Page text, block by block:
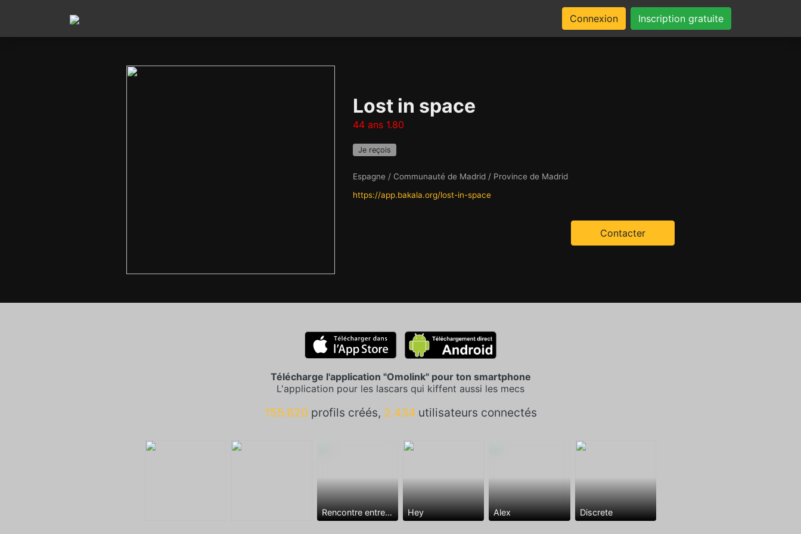
Connexion Inscription gratuite
Lost in space
44 ans 1.80
Je reçois
Espagne / Communauté de Madrid / Province de Madrid
https://app.bakala.org/lost-in-space
Contacter
Télécharge l'application "Omolink" pour ton smartphone
L'application pour les lascars qui kiffent aussi les mecs
155.620 profils créés, 2.434utilisateurs connectés
Rencontre entre mecs Hey Alex Discrete